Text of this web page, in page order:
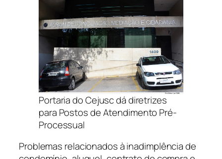
Portaria do Cejusc dá diretrizes
para Postos de Atendimento Pré-
Processual
Problemas relacionados à inadimplência de